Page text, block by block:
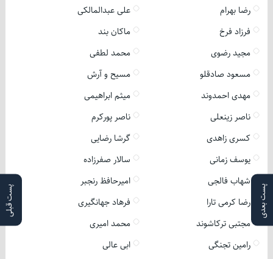
پست بعدی پست قبلی
رضا بهرام
علی عبدالمالکی
فرزاد فرخ
ماکان بند
مجید رضوی
محمد لطفی
مسعود صادقلو
مسیح و آرش
مهدی احمدوند
میثم ابراهیمی
ناصر زینعلی
ناصر پورکرم
کسری زاهدی
گرشا رضایی
یوسف زمانی
سالار صفرزاده
شهاب فالجی
امیرحافظ رنجبر
رضا کرمی تارا
فرهاد جهانگیری
مجتبی ترکاشوند
محمد امیری
رامین تجنگی
ابی عالی